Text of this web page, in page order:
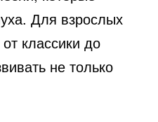
Для взрослых
классики до
не только